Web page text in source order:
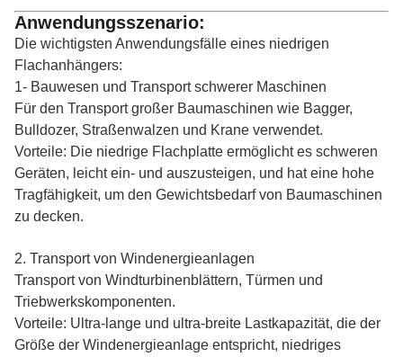
Anwendungsszenario:
Die wichtigsten Anwendungsfälle eines niedrigen
Flachanhängers:
1- Bauwesen und Transport schwerer Maschinen
Für den Transport großer Baumaschinen wie Bagger,
Bulldozer, Straßenwalzen und Krane verwendet.
Vorteile: Die niedrige Flachplatte ermöglicht es schweren
Geräten, leicht ein- und auszusteigen, und hat eine hohe
Tragfähigkeit, um den Gewichtsbedarf von Baumaschinen
zu decken.
2. Transport von Windenergieanlagen
Transport von Windturbinenblättern, Türmen und
Triebwerkskomponenten.
Vorteile: Ultra-lange und ultra-breite Lastkapazität, die der
Größe der Windenergieanlage entspricht, niedriges